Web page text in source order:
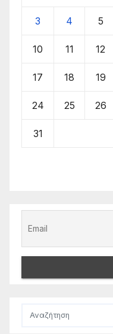
3 4 5
10 11 12
17 18 19
24 25 26
31